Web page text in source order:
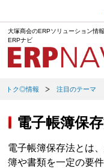
大塚商会のERPソリューション情
ERPナビ
トク◎情報 注目のテーマ
電子帳簿保
電子帳簿保存法とは
簿や書類を一定の要